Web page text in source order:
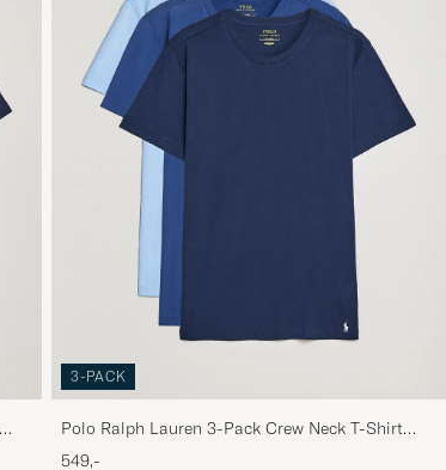
3-PACK
Polo Ralph Lauren 3-Pack Crew Neck T-Shirt
Navy/Light Navy/Elite Blue
549,-